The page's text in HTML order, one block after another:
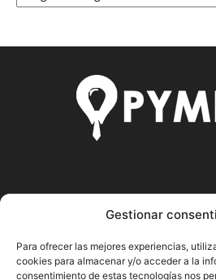
Gestionar
Para ofrecer las mejores experiencias,
cookies para almacenar y/o acceder a la
consentimiento de estas tecnologías nos
Pyme.es es el portal web
actualizado de todas las noticias
economía en España y el mundo,